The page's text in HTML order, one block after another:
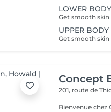
LOWER
UPPER
Concept
201, route de
Bienvenue chez Concept Beauté